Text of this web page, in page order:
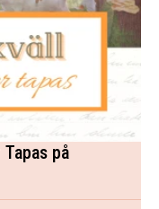
på